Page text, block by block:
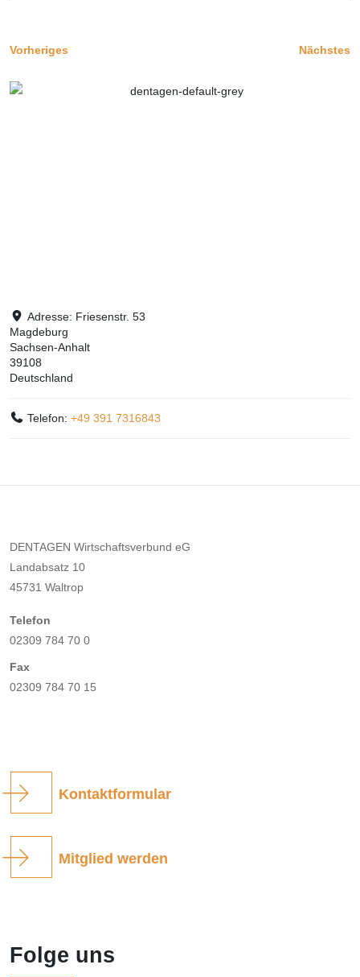
Vorheriges Nächstes
Adresse: Friesenstr. 53
Magdeburg
Sachsen-Anhalt
39108
Deutschland
Telefon:+49 391 7316843
DENTAGEN Wirtschaftsverbund eG
Landabsatz 10
45731 Waltrop
Telefon
02309 784 70 0
Fax
02309 784 70 15
Kontaktformular
Mitglied werden
Folge uns